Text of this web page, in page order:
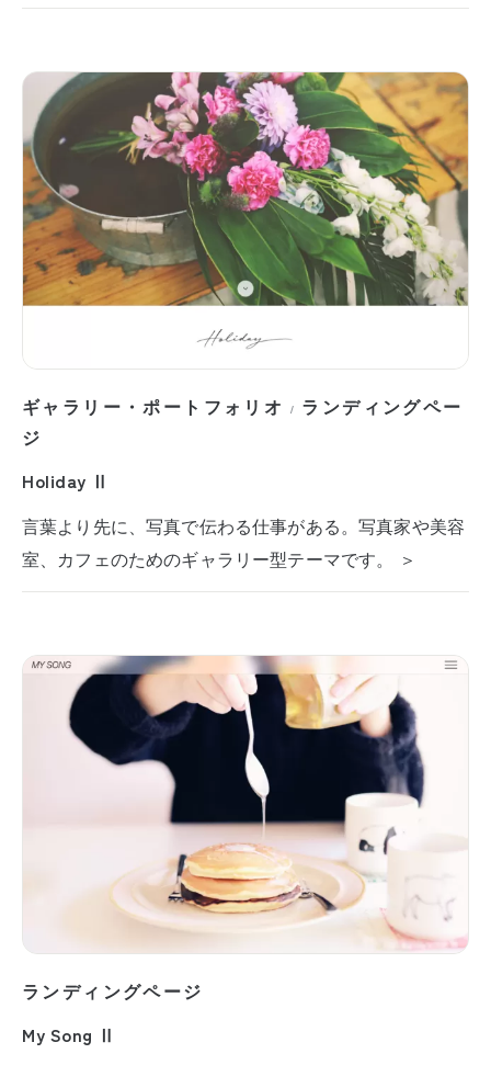
ギャラリー・ポートフォリオ / ランディングペー
ジ
Holiday Ⅱ
言葉より先に、写真で伝わる仕事がある。写真家や美容
室、カフェのためのギャラリー型テーマです。 ＞
ランディングページ
My Song Ⅱ